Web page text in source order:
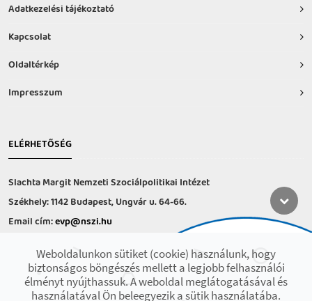
Adatkezelési tájékoztató
Kapcsolat
Oldaltérkép
Impresszum
ELÉRHETŐSÉG
Slachta Margit Nemzeti Szociálpolitikai Intézet
Székhely: 1142 Budapest, Ungvár u. 64-66.
Email cím:evp@nszi.hu
hétfő-csütörtök: 8:00-16:00
péntek: 8:00-14.00
Weboldalunkon sütiket (cookie) használunk, hogy
biztonságos böngészés mellett a legjobb felhasználói
élményt nyújthassuk. A weboldal meglátogatásával és
használatával Ön beleegyezik a sütik használatába.